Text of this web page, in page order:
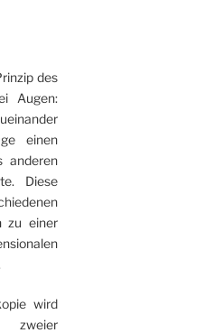
des
Augen:
einen
anderen
Diese
zu einer
wird
zweier